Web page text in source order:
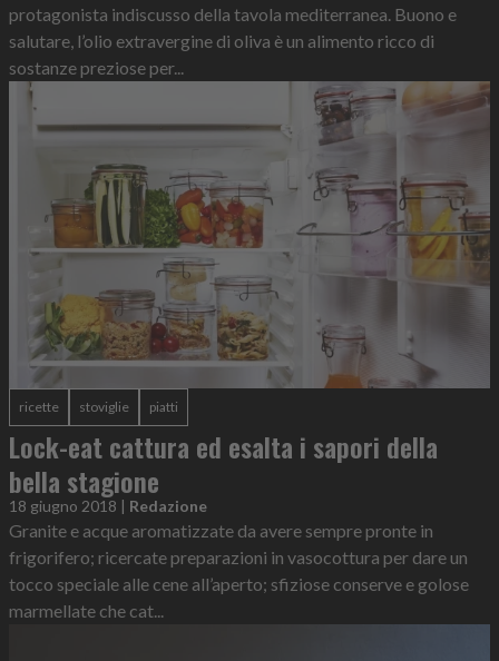
protagonista indiscusso della tavola mediterranea. Buono e
salutare, l’olio extravergine di oliva è un alimento ricco di
sostanze preziose per...
ricette stoviglie piatti
Lock-eat cattura ed esalta i sapori della
bella stagione
18 giugno 2018 | Redazione
Granite e acque aromatizzate da avere sempre pronte in
frigorifero; ricercate preparazioni in vasocottura per dare un
tocco speciale alle cene all’aperto; sfiziose conserve e golose
marmellate che cat...